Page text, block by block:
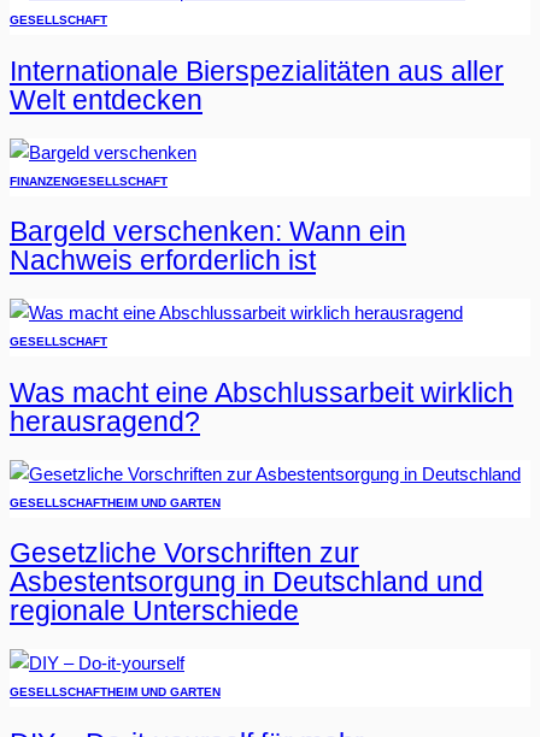
GESELLSCHAFT
Internationale Bierspezialitäten aus aller
Welt entdecken
FINANZENGESELLSCHAFT
Bargeld verschenken: Wann ein
Nachweis erforderlich ist
GESELLSCHAFT
Was macht eine Abschlussarbeit wirklich
herausragend?
GESELLSCHAFTHEIM UND GARTEN
Gesetzliche Vorschriften zur
Asbestentsorgung in Deutschland und
regionale Unterschiede
GESELLSCHAFTHEIM UND GARTEN